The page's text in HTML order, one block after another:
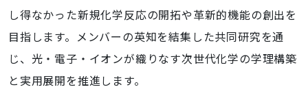
し得なかった新規化学反応の開拓や革新的機能の創出を
目指します。メンバーの英知を結集した共同研究を通
じ、光・電子・イオンが織りなす次世代化学の学理構築
と実用展開を推進します。